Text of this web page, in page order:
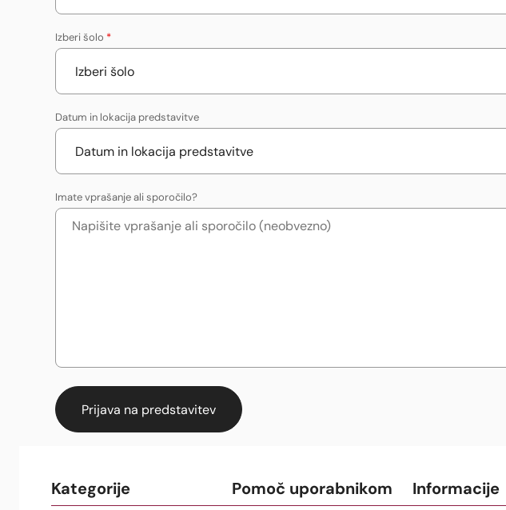
Izberi šolo *
Datum in lokacija predstavitve
Imate vprašanje ali sporočilo?
Kategorije Pomoč uporabnikom Informacije